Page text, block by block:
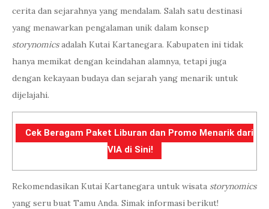
cerita dan sejarahnya yang mendalam. Salah satu destinasi
yang menawarkan pengalaman unik dalam konsep
storynomicsadalah Kutai Kartanegara. Kabupaten ini tidak
hanya memikat dengan keindahan alamnya, tetapi juga
dengan kekayaan budaya dan sejarah yang menarik untuk
dijelajahi.
Cek Beragam Paket Liburan dan Promo Menarik dari
VIA di Sini!
Rekomendasikan Kutai Kartanegara untuk wisata storynomics
yang seru buat Tamu Anda. Simak informasi berikut!